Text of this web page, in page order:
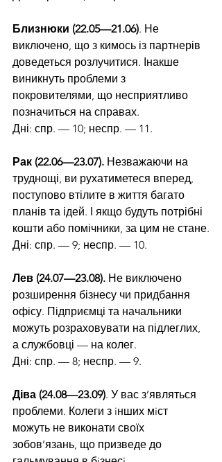
Близнюки (22.05—21.06). Не
виключено, що з кимось із партнерів
доведеться розлучитися. Інакше
виникнуть проблеми з
покровителями, що несприятливо
позначиться на справах.
Дні: спр. — 10; неспр. — 11.
Рак (22.06—23.07). Незважаючи на
труднощі, ви рухатиметеся вперед,
поступово втілите в життя багато
планів та ідей. І якщо будуть потрібні
кошти або помічники, за цим не стане.
Дні: спр. — 9; неспр. — 10.
Лев (24.07—23.08). Не виключено
розширення бізнесу чи придбання
офісу. Підприємці та начальники
можуть розраховувати на підлеглих,
а службовці — на колег.
Дні: спр. — 8; неспр. — 9.
Діва (24.08—23.09). У вас з’являться
проблеми. Колеги з iнших мiст
можуть не виконати своїх
зобов’язань, що призведе до